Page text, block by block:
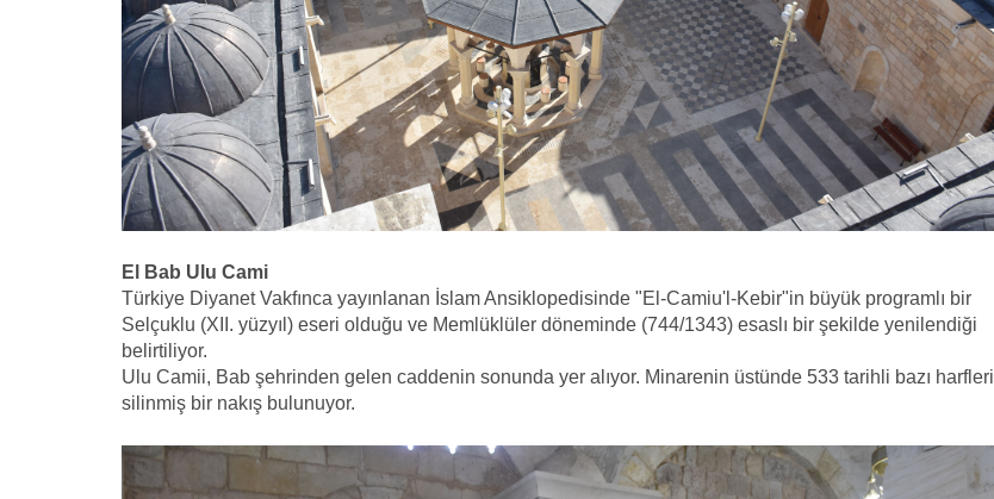
El Bab Ulu Cami
Türkiye Diyanet Vakfınca yayınlanan İslam Ansiklopedisinde "El-Camiu'l-Kebir"in büyük programlı bir
Selçuklu (XII. yüzyıl) eseri olduğu ve Memlüklüler döneminde (744/1343) esaslı bir şekilde yenilendiği
belirtiliyor.
Ulu Camii, Bab şehrinden gelen caddenin sonunda yer alıyor. Minarenin üstünde 533 tarihli bazı harfleri
silinmiş bir nakış bulunuyor.